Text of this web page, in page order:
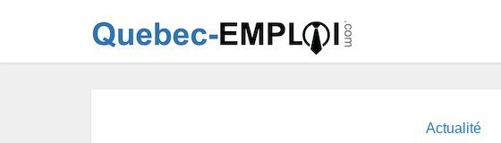
Actualité